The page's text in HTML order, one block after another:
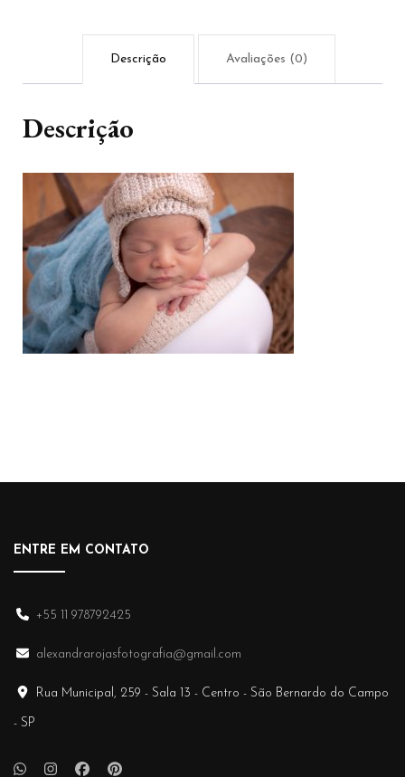
Descrição Avaliações (0)
Descrição
ENTRE EM CONTATO
+55 11 978792425
alexandrarojasfotografia@gmail.com
Rua Municipal, 259 - Sala 13 - Centro - São Bernardo do Campo
- SP